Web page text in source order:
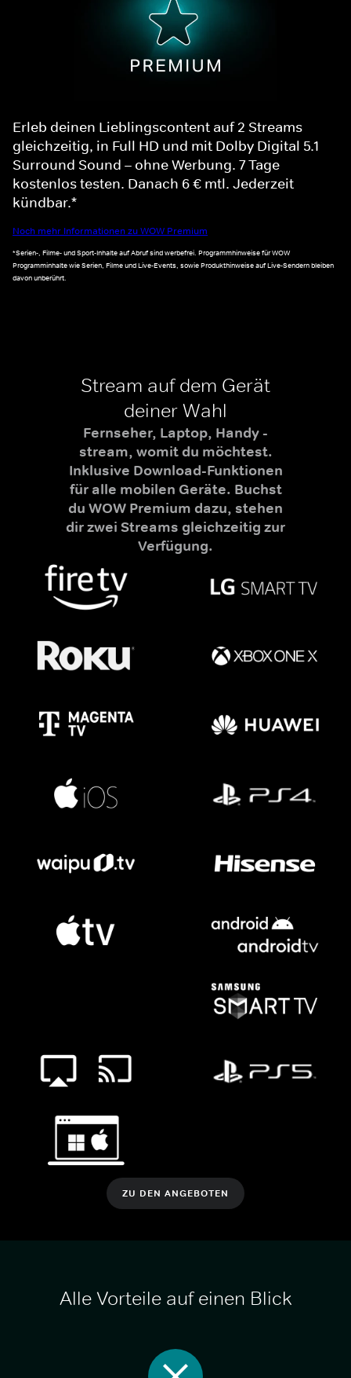
Erleb deinen Lieblingscontent auf 2 Streams
gleichzeitig, in Full HD und mit Dolby Digital 5.1
Surround Sound – ohne Werbung. 7 Tage
kostenlos testen. Danach 6 € mtl. Jederzeit
kündbar.*
Noch mehr Informationen zu WOW Premium
*Serien-, Filme- und Sport-Inhalte auf Abruf sind werbefrei. Programmhinweise für WOW
Programminhalte wie Serien, Filme und Live-Events, sowie Produkthinweise auf Live-Sendern bleiben
davon unberührt.
Stream auf dem Gerät
deiner Wahl
Fernseher, Laptop, Handy -
stream, womit du möchtest.
Inklusive Download-Funktionen
für alle mobilen Geräte. Buchst
du WOW Premium dazu, stehen
dir zwei Streams gleichzeitig zur
Verfügung.
ZU DEN ANGEBOTEN
Alle Vorteile auf einen Blick